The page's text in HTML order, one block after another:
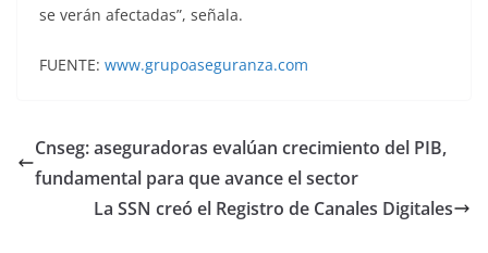
se verán afectadas”, señala.
FUENTE: www.grupoaseguranza.com
Cnseg: aseguradoras evalúan crecimiento del PIB,
fundamental para que avance el sector
La SSN creó el Registro de Canales Digitales